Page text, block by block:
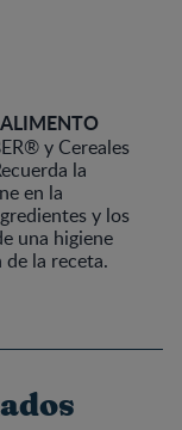
ALIMENTO
y Cereales
la
en la
y los
una higiene
la receta.